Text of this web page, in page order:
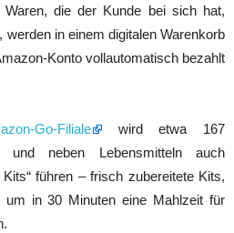
die der Kunde bei sich hat,
in einem digitalen Warenkorb
Konto vollautomatisch bezahlt
Go-Filiale
wird etwa 167
und neben Lebensmitteln auch
führen – frisch zubereitete Kits,
um in 30 Minuten eine Mahlzeit für